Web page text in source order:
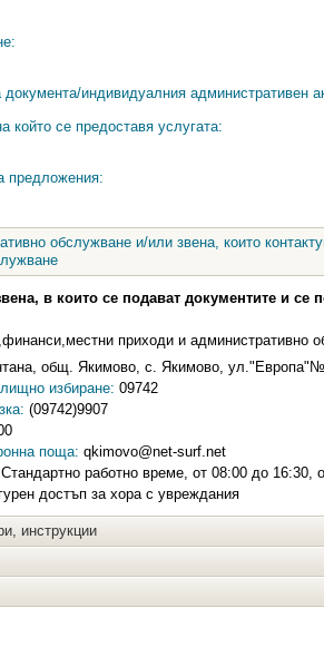
индивидуалния административен
който се предоставя услугата:
предложения:
обслужване и/или звена, които
в които се подават документите и се
приходи и административно
общ. Якимово, с. Якимово,
избиране: 09742
(09742)9907
поща: qkimovo@net-surf.net
Стандартно работно време, от 08:00 до 16:30,
достъп за хора с увреждания
инструкции